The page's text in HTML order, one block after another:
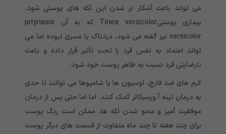
می تواند باعث آشکار تر شدن این لکه های پوستی شود.
بیماری پوستیTinea versicolor که به آن pityriasis
versicolor نیز گفته می شود، دردناک یا مسری نبوده اما می
تواند اعتماد به نفس فرد را تحت تأثیر قرار داده و باعث
نارضایتی فرد نسبت به ظاهر پوست خود شود.
کرم های ضد قارچ، لوسیون ها یا شامپوها می توانند تا حدی
به درمان تینه آ ورسیکالر کمک کنند. اما اما حتی پس از درمان
موفقیت آمیز و محو شدن لکه ها، ممکن است رنگ پوست
برای چند هفته تا چند ماه متفاوت از قسمت های دیگر پوست